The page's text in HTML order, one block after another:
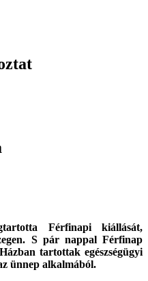
Férfinapi kiállását,
S pár nappal Férfinap
tartottak egészségügyi
ünnep alkalmából.